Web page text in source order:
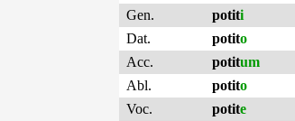
Gen.
potiti
Dat.
potito
Acc.
potitum
Abl.
potito
Voc.
potite